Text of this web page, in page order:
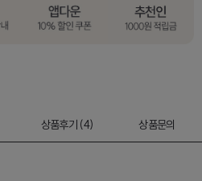
상품후기 (4) 상품문의